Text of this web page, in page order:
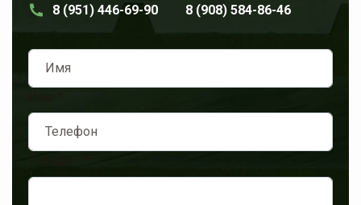
8 (951) 446-69-90 8 (908) 584-86-46